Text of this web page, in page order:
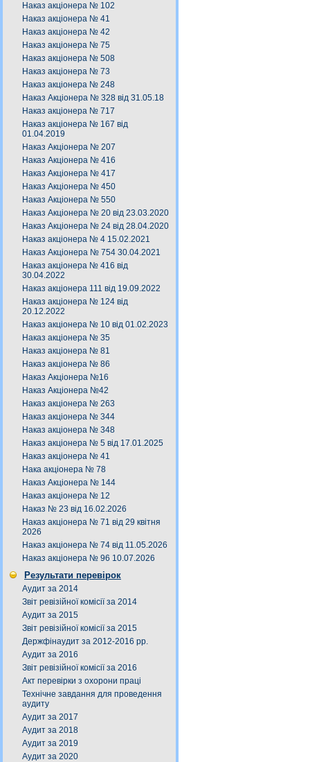
Наказ акціонера № 102
Наказ акціонера № 41
Наказ акціонера № 42
Наказ акціонера № 75
Наказ акціонера № 508
Наказ акціонера № 73
Наказ акціонера № 248
Наказ Акціонера № 328 від 31.05.18
Наказ акціонера № 717
Наказ акціонера № 167 від
01.04.2019
Наказ Акціонера № 207
Наказ Акціонера № 416
Наказ Акціонера № 417
Наказ Акціонера № 450
Наказ Акціонера № 550
Наказ Акціонера № 20 від 23.03.2020
Наказ Акціонера № 24 від 28.04.2020
Наказ акціонера № 4 15.02.2021
Наказ Акціонера № 754 30.04.2021
Наказ акціонера № 416 від
30.04.2022
Наказ акціонера 111 від 19.09.2022
Наказ акціонера № 124 від
20.12.2022
Наказ акціонера № 10 від 01.02.2023
Наказ акціонера № 35
Наказ акціонера № 81
Наказ акціонера № 86
Наказ Акціонера №16
Наказ Акціонера №42
Наказ акціонера № 263
Наказ акціонера № 344
Наказ акціонера № 348
Наказ акціонера № 5 від 17.01.2025
Наказ акціонера № 41
Нака акціонера № 78
Наказ Акціонера № 144
Наказ акціонера № 12
Наказ № 23 від 16.02.2026
Наказ акціонера № 71 від 29 квітня
2026
Наказ акціонера № 74 від 11.05.2026
Наказ акціонера № 96 10.07.2026
Результати перевірок
Аудит за 2014
Звіт ревізійної комісії за 2014
Аудит за 2015
Звіт ревізійної комісії за 2015
Держфінаудит за 2012-2016 рр.
Аудит за 2016
Звіт ревізійної комісії за 2016
Акт перевірки з охорони праці
Технічне завдання для проведення
аудиту
Аудит за 2017
Аудит за 2018
Аудит за 2019
Аудит за 2020